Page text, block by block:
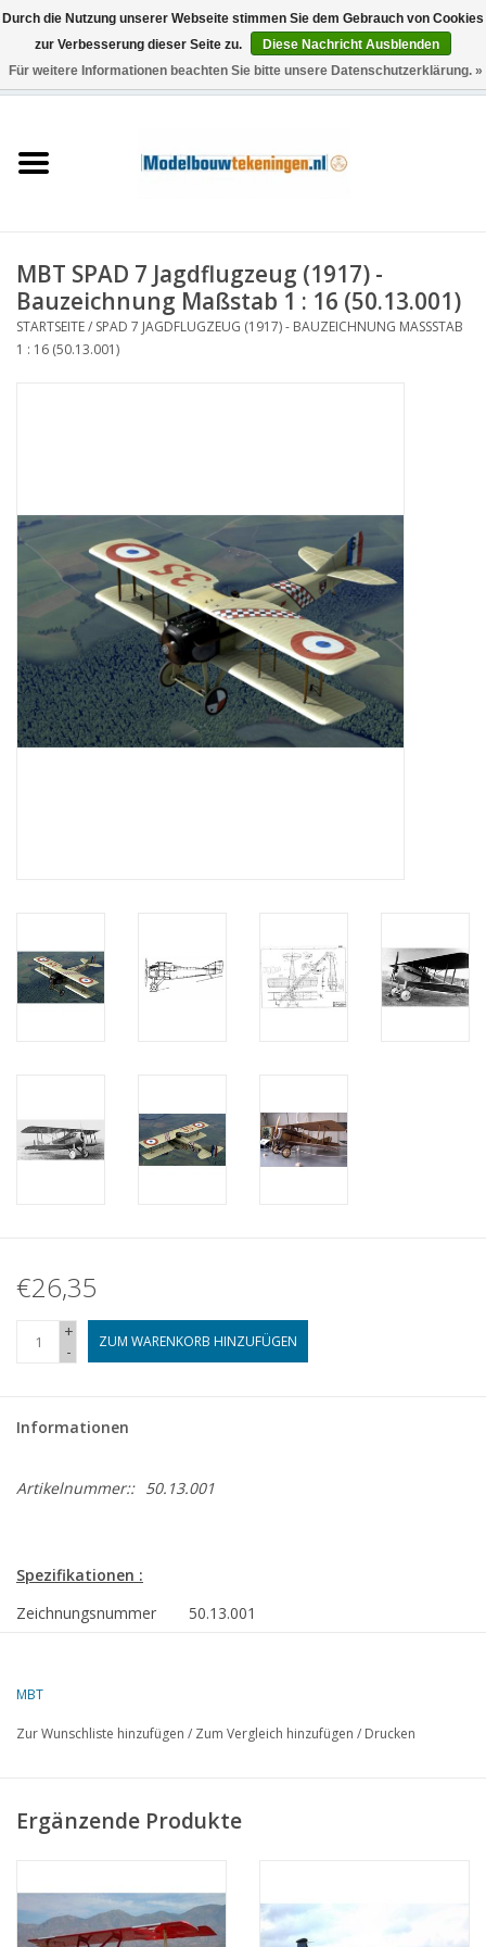
0 Artikel - €0,00
Schiffe
Holzbau
Landschaft
Zeitschriften
Neue Zeichnungen
NEUE ZEITSCHRIFTEN
ABONNEMENT DER
MODELLBAUER
MBT SPAD 7 Jagdflugzeug (1917) -
Bauzeichnung Maßstab 1 : 16 (50.13.001)
STARTSEITE/ SPAD 7 JAGDFLUGZEUG (1917) - BAUZEICHNUNG MASSSTAB 1
: 16 (50.13.001)
€26,35
+
-
ZUM WARENKORB HINZUFÜGEN
Informationen
Artikelnummer:: 50.13.001
Spezifikationen :
Zeichnungsnummer
50.13.001
Beschreibung
(1917)
Schwierigkeitsgrad
D
Anzahl Blätter A0
0
MBT
Zur Wunschliste hinzufügen / Zum Vergleich hinzufügen / Drucken
Ergänzende Produkte
Durch die Nutzung unserer Webseite stimmen Sie dem Gebrauch von Cookies
zur Verbesserung dieser Seite zu.
Diese Nachricht Ausblenden
Für weitere Informationen beachten Sie bitte unsere Datenschutzerklärung. »